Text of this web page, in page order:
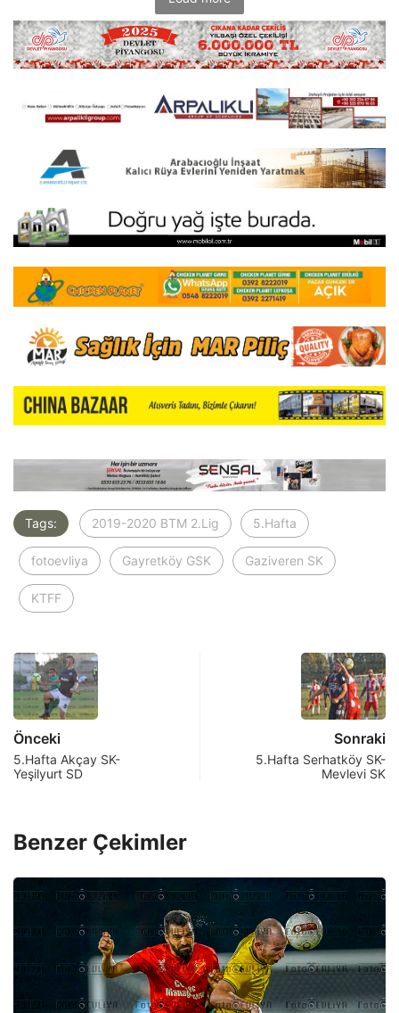
Tags: 2019-2020 BTM 2.Lig 5.Hafta
fotoevliya Gayretköy GSK Gaziveren SK
KTFF
Önceki
5.Hafta Akçay SK-
Yeşilyurt SD
Sonraki
5.Hafta Serhatköy SK-
Mevlevi SK
Benzer Çekimler